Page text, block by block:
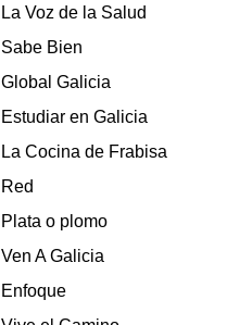
La Voz de la Salud
Sabe Bien
Global Galicia
Estudiar en Galicia
La Cocina de Frabisa
Red
Plata o plomo
Ven A Galicia
Enfoque